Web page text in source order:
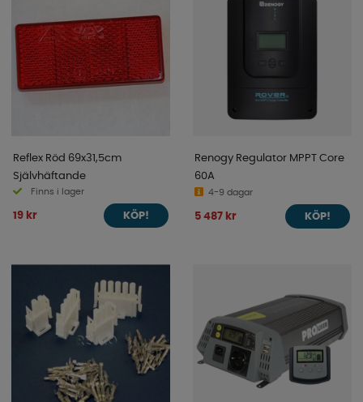
Reflex Röd 69x31,5cm
Självhäftande
Finns i lager
19 kr KÖP!
Renogy Regulator MPPT Core
60A
4-9 dagar
5 487 kr KÖP!